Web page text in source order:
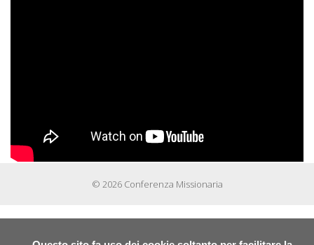
© 2026 Conferenza Missionaria